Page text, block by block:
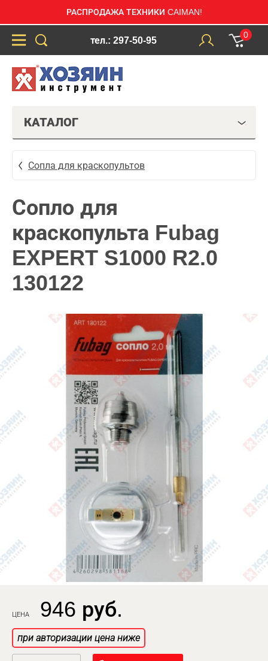
РАСПРОДАЖА ТЕХНИКИ CAIMAN!
тел.: 297-50-95
0
КАТАЛОГ
Сопла для краскопультов
Сопло для
краскопульта Fubag
EXPERT S1000 R2.0
130122
ЦЕНА 946 руб.
при авторизации цена ниже